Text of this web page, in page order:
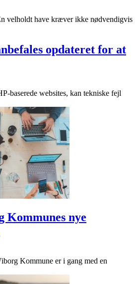
velholdt have kræver ikke nødvendigvis
opdateret for at
baserede websites, kan tekniske fejl
Kommunes nye
Kommune er i gang med en